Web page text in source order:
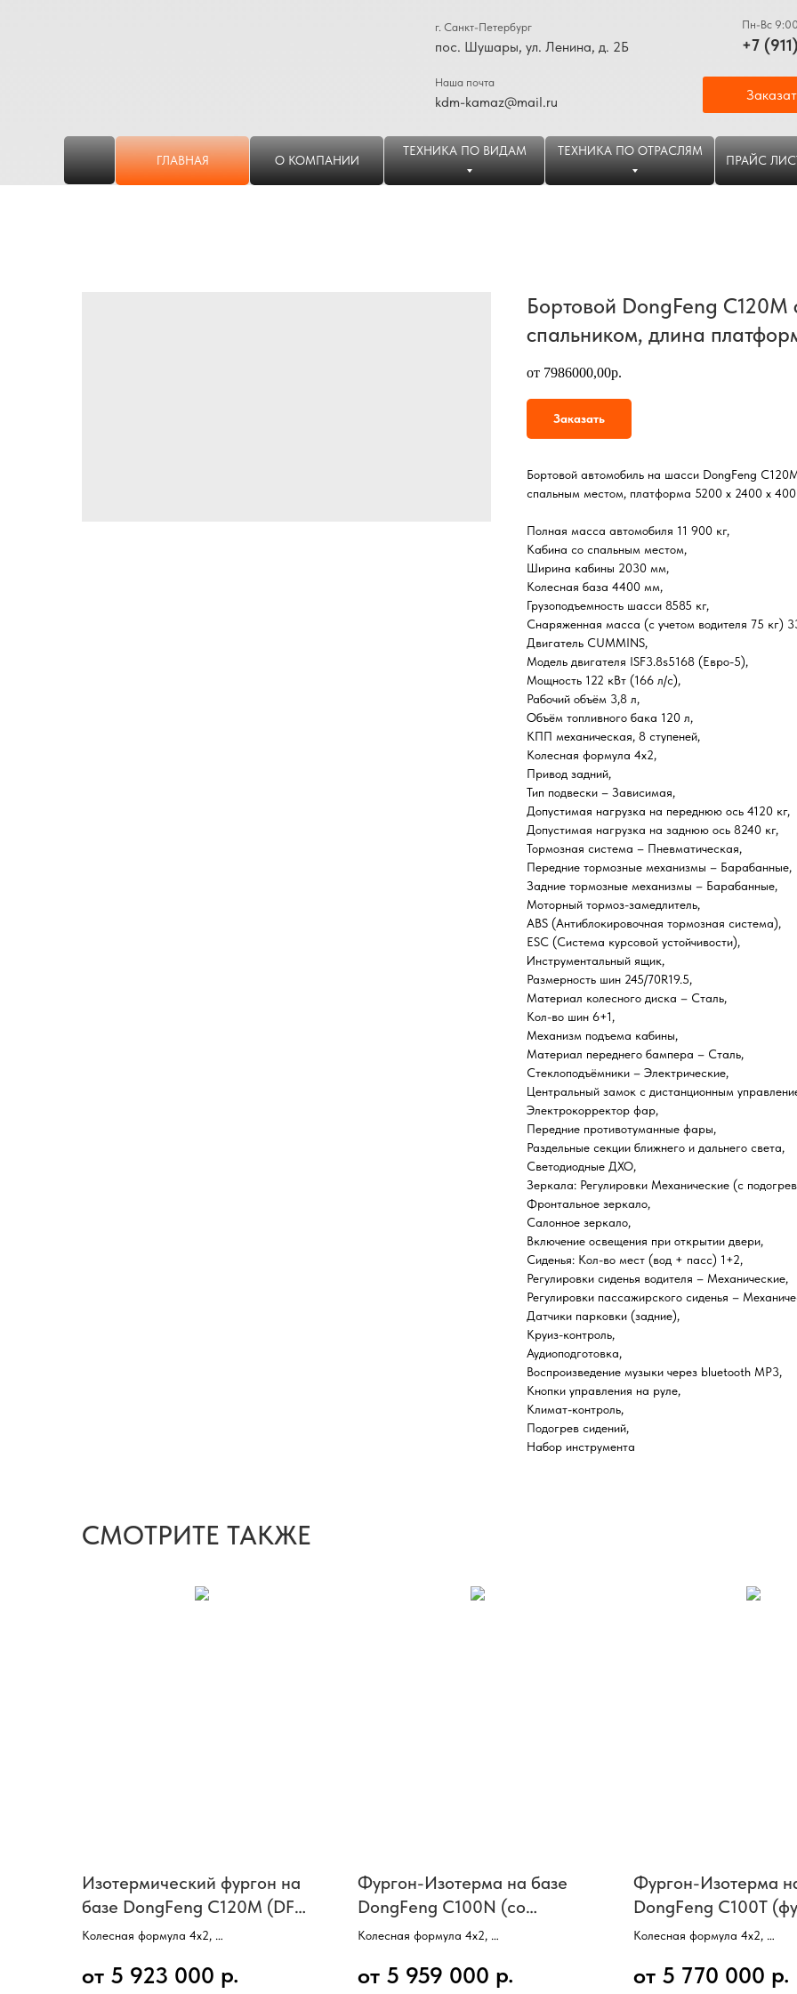
+7
Пн-Вс
kdm-kamaz@mail.ru
Наша почта
пос. Шушары, ул. Ленина, д. 2Б
г. Санкт-Петербург
ГЛАВНАЯ О КОМПАНИИ
ТЕХНИКА ПО ВИДАМ ТЕХНИКА ПО ОТРАСЛЯМ
ПРАЙС
Бортовой DongFeng
спальником, длина
от 7986000,00р.
Заказать
Бортовой автомобиль на шасси DongFeng
спальным местом, платформа 5200 х 2400 х
Полная масса автомобиля 11 900 кг,
Кабина со спальным местом,
Ширина кабины 2030 мм,
Колесная база 4400 мм,
Грузоподъемность шасси 8585 кг,
Снаряженная масса (с учетом водителя 75 кг)
Двигатель CUMMINS,
Модель двигателя ISF3.8s5168 (Евро-5),
Мощность 122 кВт (166 л/с),
Рабочий объём 3,8 л,
Объём топливного бака 120 л,
КПП механическая, 8 ступеней,
Колесная формула 4х2,
Привод задний,
Тип подвески – Зависимая,
Допустимая нагрузка на переднюю ось 4120 кг,
Допустимая нагрузка на заднюю ось 8240 кг,
Тормозная система – Пневматическая,
Передние тормозные механизмы – Барабанные,
Задние тормозные механизмы – Барабанные,
Моторный тормоз-замедлитель,
ABS (Антиблокировочная тормозная система),
ESC (Система курсовой устойчивости),
Инструментальный ящик,
Размерность шин 245/70R19.5,
Материал колесного диска – Сталь,
Кол-во шин 6+1,
Механизм подъема кабины,
Материал переднего бампера – Сталь,
Стеклоподъёмники – Электрические,
Центральный замок с дистанционным
Электрокорректор фар,
Передние противотуманные фары,
Раздельные секции ближнего и дальнего света,
Светодиодные ДХО,
Зеркала: Регулировки Механические (с
Фронтальное зеркало,
Салонное зеркало,
Включение освещения при открытии двери,
Сиденья: Кол-во мест (вод + пасс) 1+2,
Регулировки сиденья водителя – Механические,
Регулировки пассажирского сиденья –
Датчики парковки (задние),
Круиз-контроль,
Аудиоподготовка,
Воспроизведение музыки через bluetooth MP3,
Кнопки управления на руле,
Климат-контроль,
Подогрев сидений,
Набор инструмента
СМОТРИТЕ ТАКЖЕ
Изотермический фургон на
базе DongFeng C120M (DF
C120M) (кабина без сп/м,
Колесная формула 4х2,
КПП механическая, 8 ступеней,
от 5 923 000 р.
Фургон-Изотерма на базе
DongFeng C100N (со
спальником, фургон 6800
Колесная формула 4х2,
Мощность 166 л/с,
от 5 959 000 р.
Фургон-Изотерма
DongFeng C100T
4400 мм)
Колесная формула 4х2,
Мощность 152 л/с,
от 5 770 000 р.